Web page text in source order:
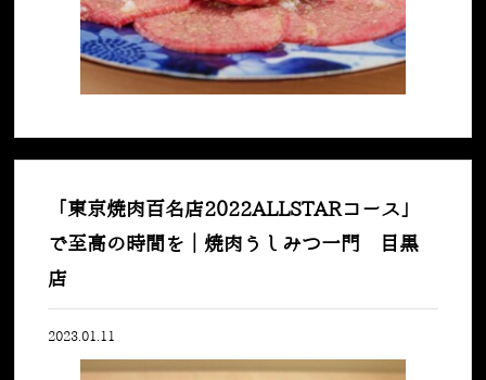
「東京焼肉百名店2022ALLSTARコース」
で至高の時間を｜焼肉うしみつ一門 目黒
店
2023.01.11